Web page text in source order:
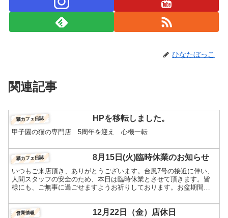
ひなたぼっこ
関連記事
猫カフェ日誌 HPを移転しました。
甲子園の猫の専門店 5周年を迎え 心機一転
猫カフェ日誌 8月15日(火)臨時休業のお知らせ
いつもご来店頂き、ありがとうございます。台風7号の接近に伴い、
人間スタッフの安全のため、本日は臨時休業とさせて頂きます。皆
様にも、ご無事に過ごせますようお祈りしております。お盆期間
営業情報 12月22日（金）店休日